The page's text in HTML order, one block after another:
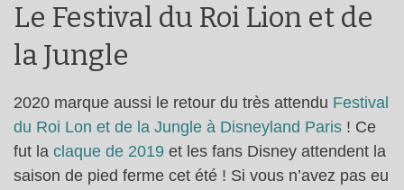
Le Festival du Roi Lion et de
la Jungle
2020 marque aussi le retour du très attendu Festival
du Roi Lon et de la Jungle à Disneyland Paris ! Ce
fut la claque de 2019 et les fans Disney attendent la
saison de pied ferme cet été ! Si vous n’avez pas eu